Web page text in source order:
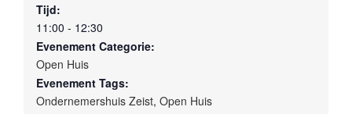
Tijd:
11:00 - 12:30
Evenement Categorie:
Open Huis
Evenement Tags:
Ondernemershuis Zeist, Open Huis